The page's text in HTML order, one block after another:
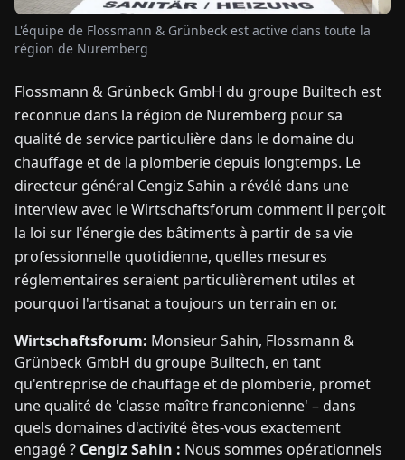
ENDE FR ESITNLPLHU
NOUS
L'équipe de Flossmann & Grünbeck est active dans toute la
région de Nuremberg
Flossmann & Grünbeck GmbH du groupe Builtech est
reconnue dans la région de Nuremberg pour sa
qualité de service particulière dans le domaine du
chauffage et de la plomberie depuis longtemps. Le
directeur général Cengiz Sahin a révélé dans une
interview avec le Wirtschaftsforum comment il perçoit
la loi sur l'énergie des bâtiments à partir de sa vie
professionnelle quotidienne, quelles mesures
réglementaires seraient particulièrement utiles et
pourquoi l'artisanat a toujours un terrain en or.
Wirtschaftsforum: Monsieur Sahin, Flossmann &
Grünbeck GmbH du groupe Builtech, en tant
qu'entreprise de chauffage et de plomberie, promet
une qualité de 'classe maître franconienne' – dans
quels domaines d'activité êtes-vous exactement
engagé ? Cengiz Sahin : Nous sommes opérationnels